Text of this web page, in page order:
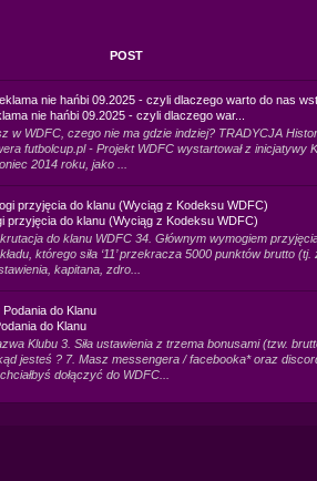
POST
nie hańbi 09.2025 - czyli dlaczego warto do nas
nie hańbi 09.2025 - czyli dlaczego war...
w WDFC, czego nie ma gdzie indziej? TRADYCJA
futbolcup.pl - Projekt WDFC wystartował z inicjatywy
2014 roku, jako ...
przyjęcia do klanu (Wyciąg z Kodeksu WDFC)
przyjęcia do klanu (Wyciąg z Kodeksu WDFC)
do klanu WDFC 34. Głównym wymogiem
którego siła ‘11’ przekracza 5000 punktów brutto
kapitana, zdro...
do Klanu
do Klanu
Klubu 3. Siła ustawienia z trzema bonusami (tzw.
jesteś ? 7. Masz messengera / facebooka* oraz
dołączyć do WDFC...